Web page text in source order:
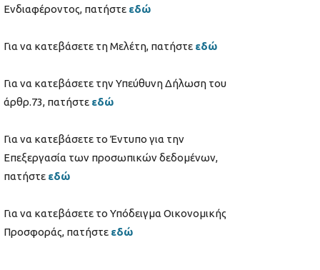
Ενδιαφέροντος, πατήστε εδώ
Για να κατεβάσετε τη Μελέτη, πατήστε εδώ
Για να κατεβάσετε την Υπεύθυνη Δήλωση του
άρθρ.73, πατήστε εδώ
Για να κατεβάσετε το Έντυπο για την
Επεξεργασία των προσωπικών δεδομένων,
πατήστε εδώ
Για να κατεβάσετε το Υπόδειγμα Οικονομικής
Προσφοράς, πατήστε εδώ